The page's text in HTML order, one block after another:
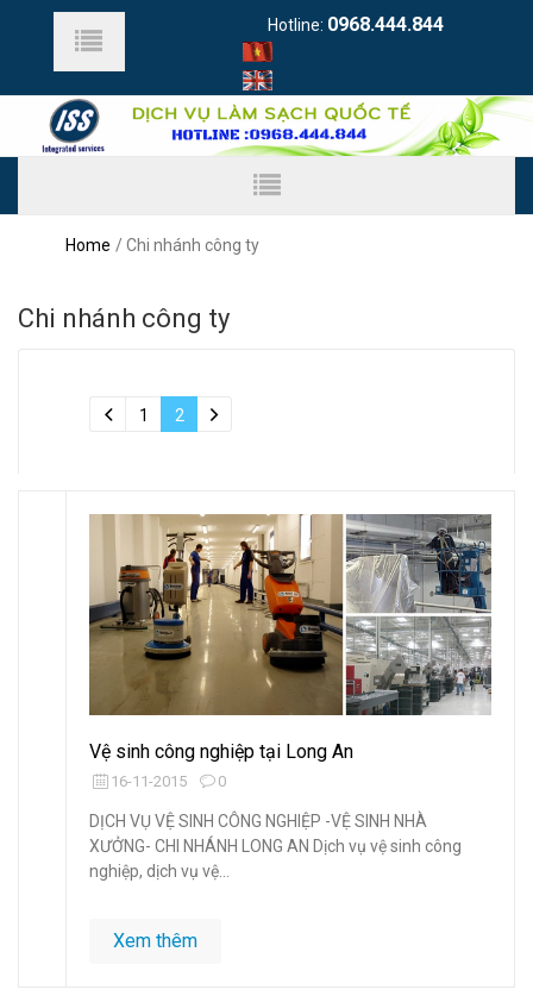
Hotline: 0968.444.844
Home Chi nhánh công ty
Chi nhánh công ty
1 2
Vệ sinh công nghiệp tại Long An
16-11-2015 0
DỊCH VỤ VỆ SINH CÔNG NGHIỆP -VỆ SINH NHÀ
XƯỞNG- CHI NHÁNH LONG AN Dịch vụ vệ sinh công
nghiệp, dịch vụ vệ...
Xem thêm